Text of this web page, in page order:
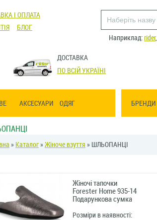
І ОПЛАТА
БЛОГ
Наприклад:rider,
ДОСТАВКА
ПО ВСІЙ УКРАЇНІ
АКСЕСУАРИ ОДЯГ БРЕНДИ
» Каталог»Жіноче взуття » ШЛЬОПАНЦІ
Жіночі тапочки
Forester Home 935-14
Подарункова сумка
Розміри в наявності: